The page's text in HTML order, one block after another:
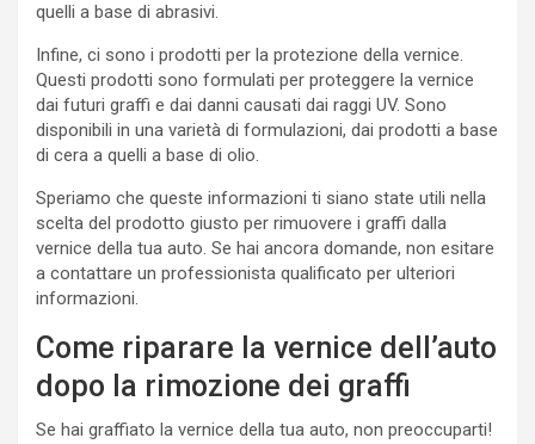
quelli a base di abrasivi.
Infine, ci sono i prodotti per la protezione della vernice.
Questi prodotti sono formulati per proteggere la vernice
dai futuri graffi e dai danni causati dai raggi UV. Sono
disponibili in una varietà di formulazioni, dai prodotti a base
di cera a quelli a base di olio.
Speriamo che queste informazioni ti siano state utili nella
scelta del prodotto giusto per rimuovere i graffi dalla
vernice della tua auto. Se hai ancora domande, non esitare
a contattare un professionista qualificato per ulteriori
informazioni.
Come riparare la vernice dell’auto
dopo la rimozione dei graffi
Se hai graffiato la vernice della tua auto, non preoccuparti!